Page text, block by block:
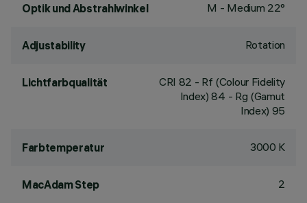
Optik und Abstrahlwinkel M - Medium 22°
Adjustability Rotation
Lichtfarbqualität CRI 82 - Rf (Colour Fidelity
Index) 84 - Rg (Gamut
Index) 95
Farbtemperatur 3000 K
MacAdam Step 2